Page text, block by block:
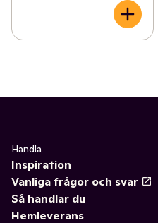
Handla
Inspiration
Vanliga frågor och svar
Så handlar du
Hemleverans